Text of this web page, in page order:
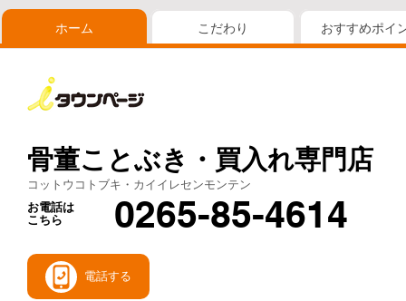
ホーム こだわり おすすめポイ
骨董ことぶき・買入れ専門店
コットウコトブキ・カイイレセンモンテン
お電話は
こちら
0265-85-4614
電話する